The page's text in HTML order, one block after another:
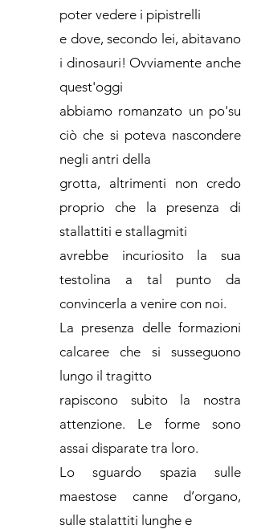
poter vedere i pipistrelli
e dove, secondo lei, abitavano
i dinosauri! Ovviamente anche
quest'oggi
abbiamo romanzato un po'su
ciò che si poteva nascondere
negli antri della
grotta, altrimenti non credo
proprio che la presenza di
stallattiti e stallagmiti
avrebbe incuriosito la sua
testolina a tal punto da
convincerla a venire con noi.
La presenza delle formazioni
calcaree che si susseguono
lungo il tragitto
rapiscono subito la nostra
attenzione. Le forme sono
assai disparate tra loro.
Lo sguardo spazia sulle
maestose canne d’organo,
sulle stalattiti lunghe e